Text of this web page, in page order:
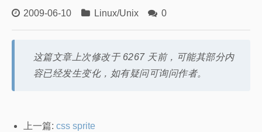
Linux/Unix
Database
Cloud
Networking
关于作者
2009-06-10 Linux/Unix 0
这篇文章上次修改于 6267 天前，可能其部分内
容已经发生变化，如有疑问可询问作者。
上一篇: css sprite